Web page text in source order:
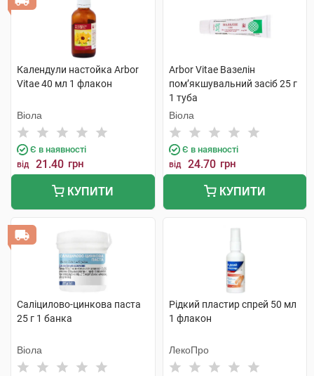
Календули настойка Arbor
Vitae 40 мл 1 флакон
Віола
Є в наявності
від 21.40 грн
КУПИТИ
Arbor Vitae Вазелін
пом’якшувальний засіб 25 г
1 туба
Віола
Є в наявності
від 24.70 грн
КУПИТИ
Саліцилово-цинкова паста
25 г 1 банка
Віола
Рідкий пластир спрей 50 мл
1 флакон
ЛекоПро